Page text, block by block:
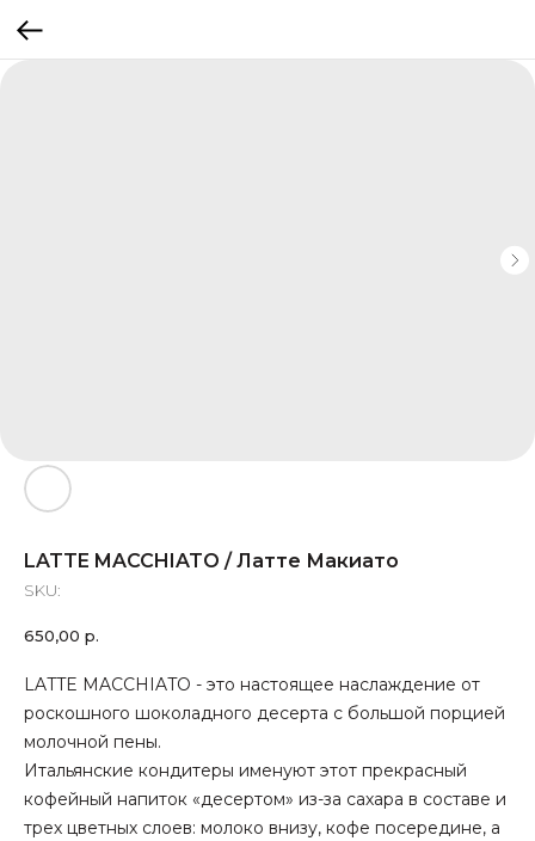
LATTE MACCHIATO / Латте Макиато
SKU:
650,00 р.
LATTE MACCHIATO - это настоящее наслаждение от
роскошного шоколадного десерта с большой порцией
молочной пены.
Итальянские кондитеры именуют этот прекрасный
кофейный напиток «десертом» из-за сахара в составе и
трех цветных слоев: молоко внизу, кофе посередине, а